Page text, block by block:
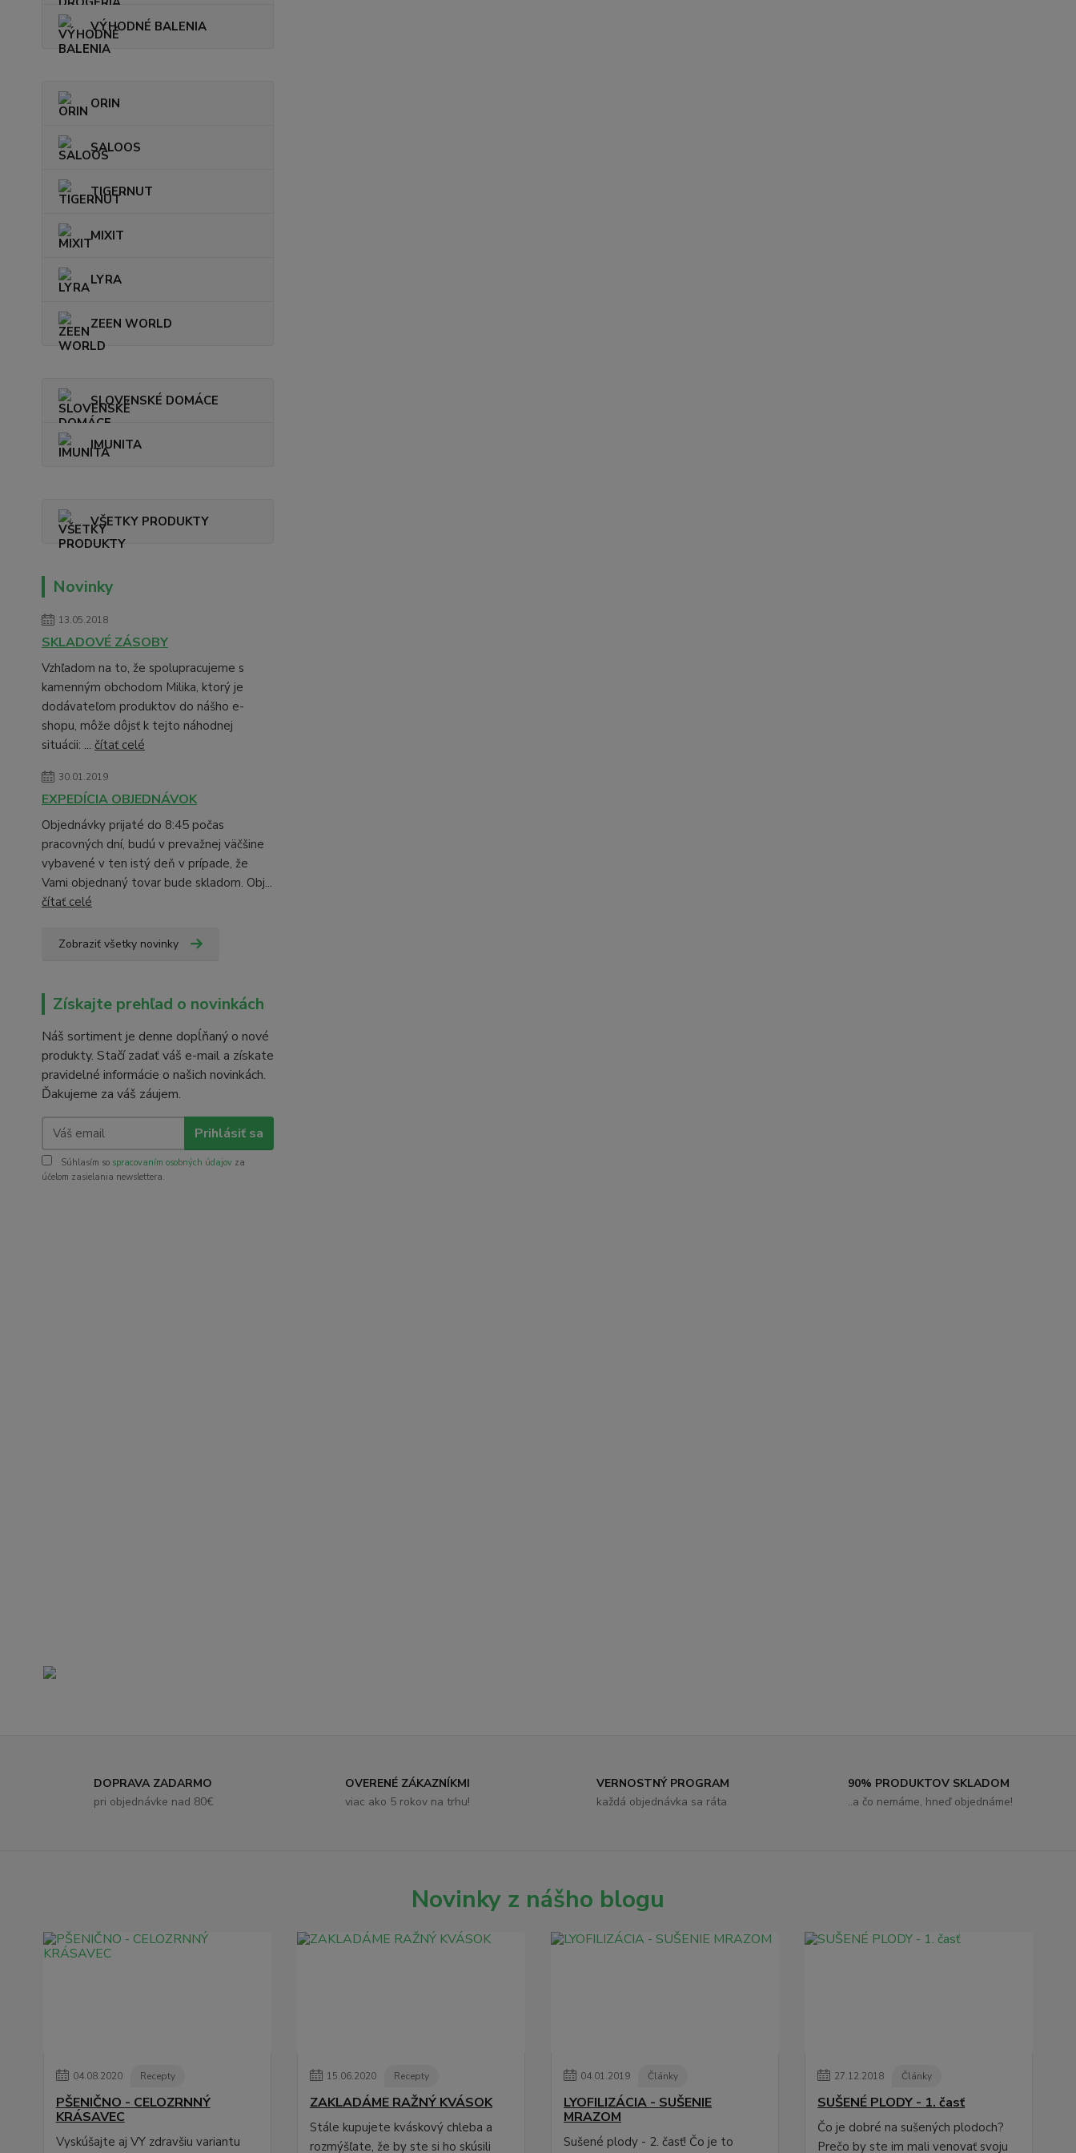
VÝHODNÉ BALENIA
ORIN
SALOOS
TIGERNUT
MIXIT
LYRA
ZEEN WORLD
SLOVENSKÉ DOMÁCE
IMUNITA
VŠETKY PRODUKTY
Novinky
13.05.2018
SKLADOVÉ ZÁSOBY
Vzhľadom na to, že spolupracujeme s
kamenným obchodom Milika, ktorý je
dodávateľom produktov do nášho e-
shopu, môže dôjsť k tejto náhodnej
situácii: ... čítať celé
30.01.2019
EXPEDÍCIA OBJEDNÁVOK
Objednávky prijaté do 8:45 počas
pracovných dní, budú v prevažnej väčšine
vybavené v ten istý deň v prípade, že
Vami objednaný tovar bude skladom. Obj...
čítať celé
Zobraziť všetky novinky
Získajte prehľad o novinkách
Náš sortiment je denne dopĺňaný o nové
produkty. Stačí zadať váš e-mail a získate
pravidelné informácie o našich novinkách.
Ďakujeme za váš záujem.
Prihlásiť sa
Súhlasím so spracovaním osobných údajov za
účelom zasielania newslettera.
DOPRAVA ZADARMO
pri objednávke nad 80€
OVERENÉ ZÁKAZNÍKMI
viac ako 5 rokov na trhu!
VERNOSTNÝ PROGRAM
každá objednávka sa ráta
90% PRODUKTOV SKLADOM
..a čo nemáme, hneď objednáme!
Novinky z nášho blogu
04.08.2020 Recepty
PŠENIČNO - CELOZRNNÝ
KRÁSAVEC
Vyskúšajte aj VY zdravšiu variantu
15.06.2020 Recepty
ZAKLADÁME RAŽNÝ KVÁSOK
Stále kupujete kváskový chleba a
rozmýšľate, že by ste si ho skúsili
04.01.2019 Články
LYOFILIZÁCIA - SUŠENIE
MRAZOM
Sušené plody - 2. časť! Čo je to
27.12.2018 Články
SUŠENÉ PLODY - 1. časť
Čo je dobré na sušených plodoch?
Prečo by ste im mali venovať svoju